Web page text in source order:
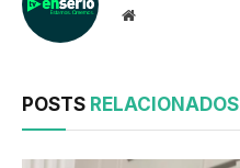
Website
POSTS RELACIONADOS